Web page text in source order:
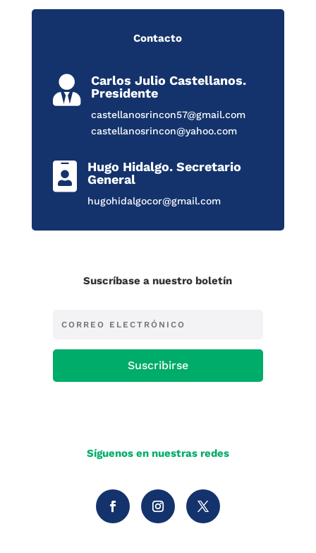
Contacto

Carlos Julio Castellanos.
Presidente
castellanosrincon57@gmail.com
castellanosrincon@yahoo.com

Hugo Hidalgo. Secretario
General
hugohidalgocor@gmail.com
Suscríbase a nuestro boletín
Suscribirse
Síguenos en nuestras redes